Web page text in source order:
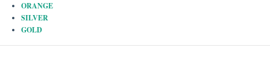
ORANGE
SILVER
GOLD